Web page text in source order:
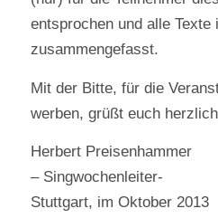
entsprochen und alle Texte
zusammengefasst.
Mit der Bitte, für die
werben, grüßt euch herzlich
Herbert Preisenhammer
– Singwochenleiter-
Stuttgart, im Oktober 2013